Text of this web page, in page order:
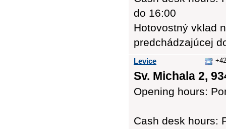
do 16:00
Hotovostný vklad
predchádzajúcej
Levice
Sv. Michala 2,
Opening hours:
Cash desk hours: